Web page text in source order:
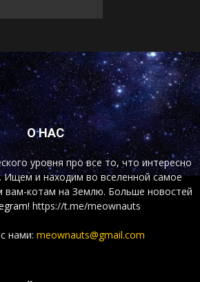
О НАС
уровня про все то, что интересно
Ищем и находим во вселенной самое
вам-котам на Землю. Больше новостей
https://t.me/meownauts
нами: meownauts@gmail.com